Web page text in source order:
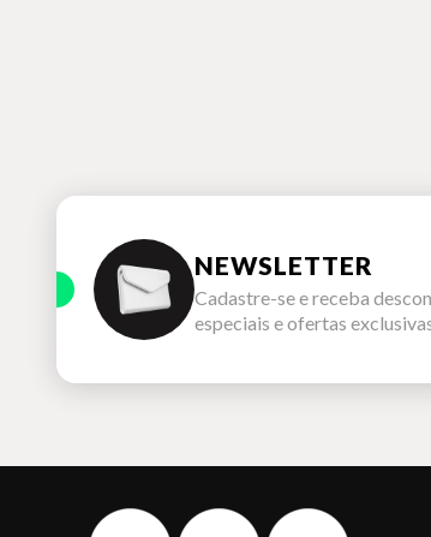
NEWSLETTER
Cadastre-se e receba
especiais e ofertas